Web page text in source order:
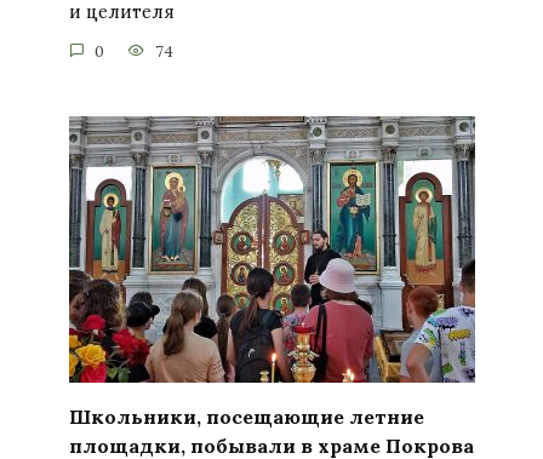
и целителя
0 74
Школьники, посещающие летние
площадки, побывали в храме Покрова